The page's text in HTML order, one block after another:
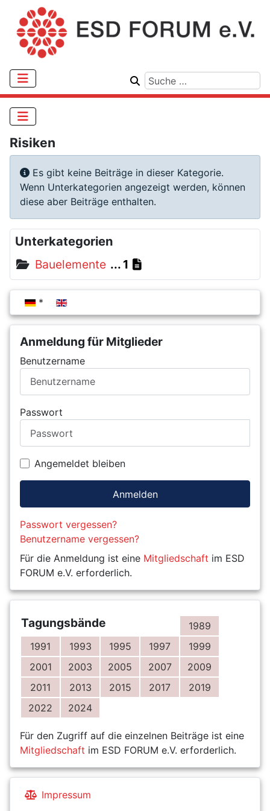
Sprache auswählen
Anmeldung für Mitglieder
Benutzername
Passwort
Angemeldet bleiben
Anmelden
Passwort vergessen?
Benutzername vergessen?
Für die Anmeldung ist eine Mitgliedschaft im ESD
FORUM e.V. erforderlich.
Tagungsbände
1989
1991
1993 1995 1997
1999
2001
2003 2005 2007
2009
2011
2013 2015 2017
2019
2022
2024
Für den Zugriff auf die einzelnen Beiträge ist eine
Mitgliedschaft im ESD FORUM e.V. erforderlich.
Impressum
Risiken
Information
Es gibt keine Beiträge in dieser Kategorie.
Wenn Unterkategorien angezeigt werden, können
diese aber Beiträge enthalten.
Unterkategorien
Bauelemente 1